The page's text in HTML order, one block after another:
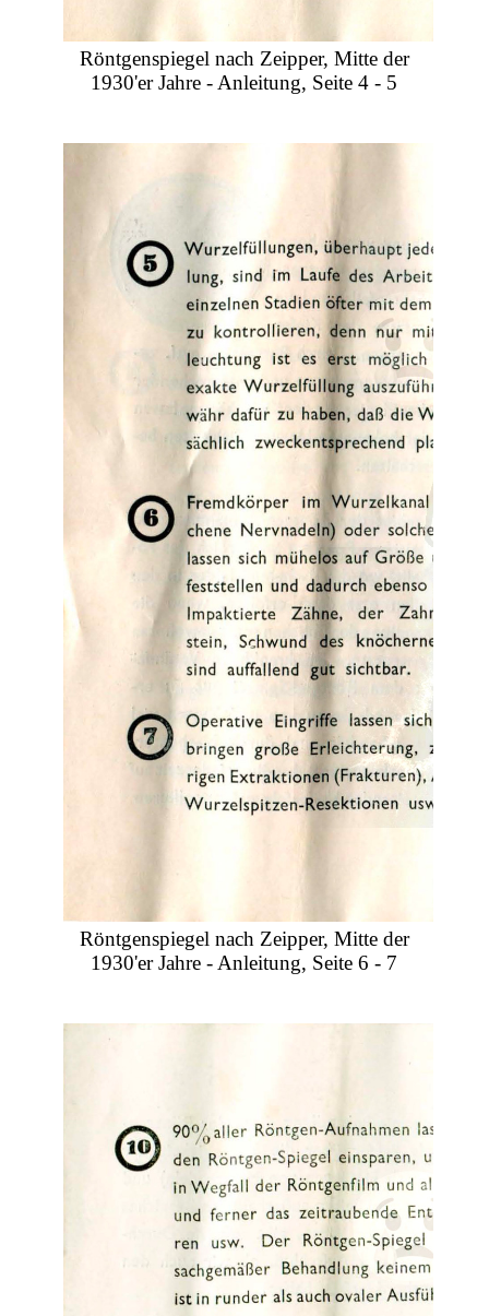
Röntgenspiegel nach Zeipper, Mitte der
1930'er Jahre - Anleitung, Seite 4 - 5
Röntgenspiegel nach Zeipper, Mitte der
1930'er Jahre - Anleitung, Seite 6 - 7